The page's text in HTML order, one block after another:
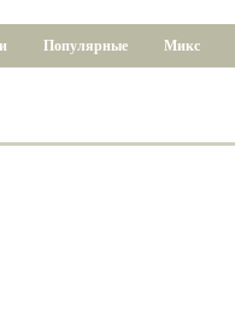
Популярные Микс